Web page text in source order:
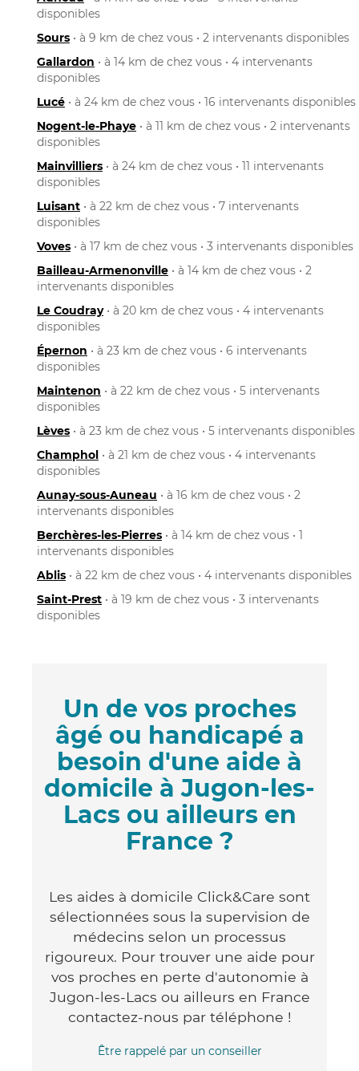
disponibles
Sours • à 9 km de chez vous • 2 intervenants disponibles
Gallardon • à 14 km de chez vous • 4 intervenants
disponibles
Lucé • à 24 km de chez vous • 16 intervenants disponibles
Nogent-le-Phaye • à 11 km de chez vous • 2 intervenants
disponibles
Mainvilliers • à 24 km de chez vous • 11 intervenants
disponibles
Luisant • à 22 km de chez vous • 7 intervenants
disponibles
Voves • à 17 km de chez vous • 3 intervenants disponibles
Bailleau-Armenonville • à 14 km de chez vous • 2
intervenants disponibles
Le Coudray• à 20 km de chez vous • 4 intervenants
disponibles
Épernon • à 23 km de chez vous • 6 intervenants
disponibles
Maintenon • à 22 km de chez vous • 5 intervenants
disponibles
Lèves • à 23 km de chez vous • 5 intervenants disponibles
Champhol • à 21 km de chez vous • 4 intervenants
disponibles
Aunay-sous-Auneau • à 16 km de chez vous • 2
intervenants disponibles
Berchères-les-Pierres • à 14 km de chez vous • 1
intervenants disponibles
Ablis • à 22 km de chez vous • 4 intervenants disponibles
Saint-Prest • à 19 km de chez vous • 3 intervenants
disponibles
Un de vos proches
âgé ou handicapé a
besoin d'une aide à
domicile à Jugon-les-
Lacs ou ailleurs en
France ?
Les aides à domicile Click&Care sont
sélectionnées sous la supervision de
médecins selon un processus
rigoureux. Pour trouver une aide pour
vos proches en perte d'autonomie à
Jugon-les-Lacs ou ailleurs en France
contactez-nous par téléphone !
Être rappelé par un conseiller